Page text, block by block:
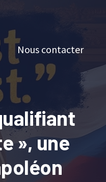
Nous contacter
», une